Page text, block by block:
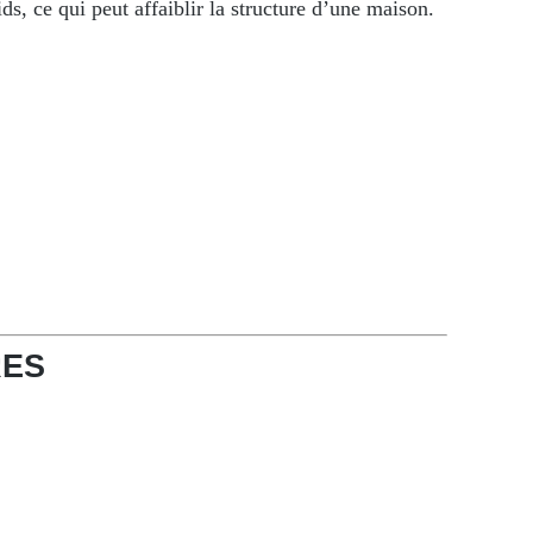
ce qui peut affaiblir la structure d’une maison.